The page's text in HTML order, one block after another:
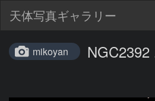
天体写真ギャラリー
mikoyan